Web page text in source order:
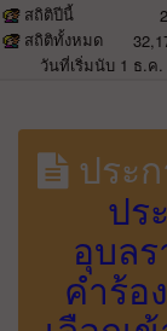
สถิติปีนี้
สถิติทั้งหมด
วันที่เริ่มนับ 1 ธ.ค.
ประ
ปร
อุบล
คำร้อ